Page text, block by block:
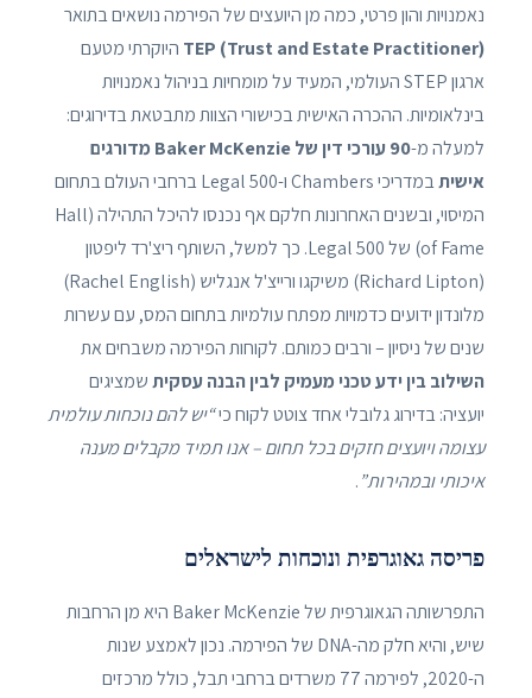
נאמנויות והון פרטי, כמה מן היועצים של הפירמה נושאים בתואר
TEP (Trust and Estate Practitioner) היוקרתי מטעם
ארגון STEP העולמי, המעיד על מומחיות בניהול נאמנויות
בינלאומיות. ההכרה האישית בכישורי הצוות מתבטאת בדירוגים:
למעלה מ-
90 עורכי דין של Baker McKenzie מדורגים
אישית
במדריכי Chambers ו-Legal 500 ברחבי העולם בתחום
המיסוי, ובשנים האחרונות חלקם אף נכנסו להיכל התהילה (Hall
of Fame) של Legal 500. כך למשל, השותף ריצ'רד ליפטון
(Richard Lipton) משיקגו ורייצ'ל אנגליש (Rachel English)
מלונדון ידועים כדמויות מפתח עולמיות בתחום המס, עם עשרות
שנים של ניסיון – ורבים כמותם. לקוחות הפירמה משבחים את
השילוב בין ידע טכני מעמיק לבין הבנה עסקיתשמציגים
יועציה: בדירוג גלובלי אחד צוטט לקוח כי“יש להם נוכחות עולמית
עצומה ויועצים חזקים בכל תחום – אנו תמיד מקבלים מענה
איכותי ובמהירות”.
פריסה גאוגרפית ונוכחות לישראלים
התפרשותה הגאוגרפית של Baker McKenzie היא מן הרחבות
שיש, והיא חלק מה-DNA של הפירמה. נכון לאמצע שנות
ה-2020, לפירמה 77 משרדים ברחבי תבל, כולל מרכזים